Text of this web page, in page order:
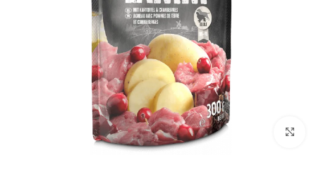
برای بزرگنمایی کلیک کنید